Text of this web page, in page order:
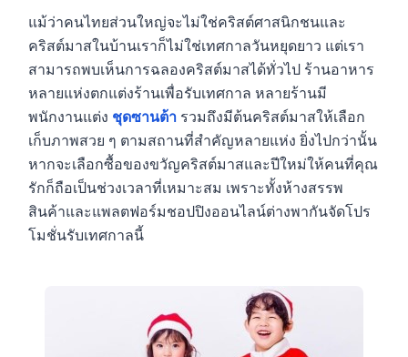
แม้ว่าคนไทยส่วนใหญ่จะไม่ใช่คริสต์ศาสนิกชนและ
คริสต์มาสในบ้านเราก็ไม่ใช่เทศกาลวันหยุดยาว แต่เรา
สามารถพบเห็นการฉลองคริสต์มาสได้ทั่วไป ร้านอาหาร
หลายแห่งตกแต่งร้านเพื่อรับเทศกาล หลายร้านมี
พนักงานแต่ง ชุดซานต้า รวมถึงมีต้นคริสต์มาสให้เลือก
เก็บภาพสวย ๆ ตามสถานที่สำคัญหลายแห่ง ยิ่งไปกว่านั้น
หากจะเลือกซื้อของขวัญคริสต์มาสและปีใหม่ให้คนที่คุณ
รักก็ถือเป็นช่วงเวลาที่เหมาะสม เพราะทั้งห้างสรรพ
สินค้าและแพลตฟอร์มชอปปิงออนไลน์ต่างพากันจัดโปร
โมชั่นรับเทศกาลนี้